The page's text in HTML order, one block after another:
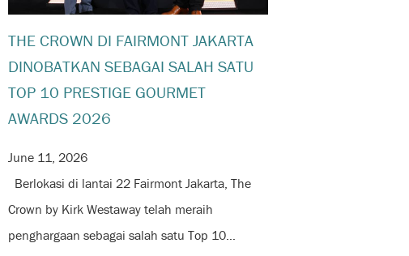
THE CROWN DI FAIRMONT JAKARTA
DINOBATKAN SEBAGAI SALAH SATU
TOP 10 PRESTIGE GOURMET
AWARDS 2026
June 11, 2026
Berlokasi di lantai 22 Fairmont Jakarta, The
Crown by Kirk Westaway telah meraih
penghargaan sebagai salah satu Top 10…